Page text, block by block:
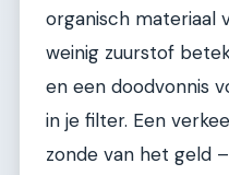
organisch materiaal
weinig zuurstof
en een doodvonnis
in je filter. Een
zonde van het geld